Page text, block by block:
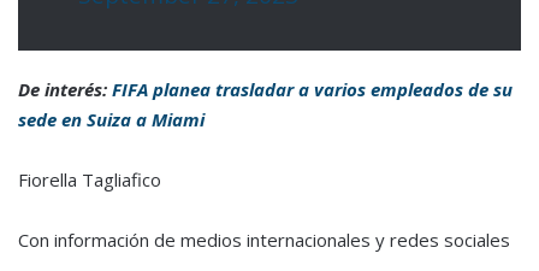
De interés: FIFA planea trasladar a varios empleados de su
sede en Suiza a Miami
Fiorella Tagliafico
Con información de medios internacionales y redes sociales